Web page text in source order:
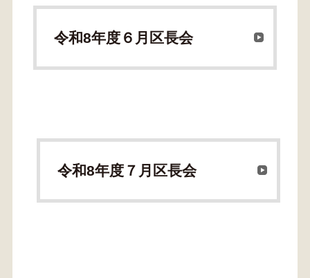
令和8年度６月区長会
令和8年度７月区長会